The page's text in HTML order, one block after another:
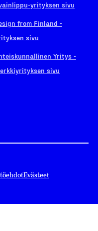
yrityksen sivu
from Finland -
sivu
Yritys -
sivu
Evästeet